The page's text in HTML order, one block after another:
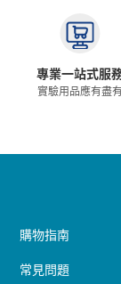
專業一站式服
實驗用品應有盡
購物指南
常見問題